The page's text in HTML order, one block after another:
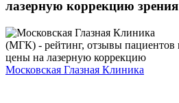
лазерную коррекцию зрения
Московская Глазная Клиника